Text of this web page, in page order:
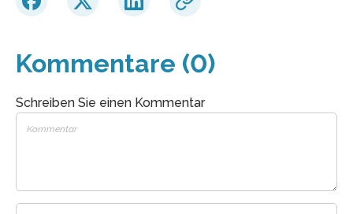
Kommentare (0)
Schreiben Sie einen Kommentar